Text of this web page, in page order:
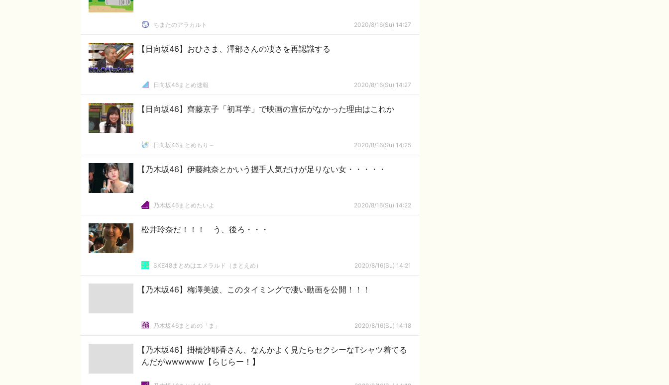
ちまたのアラカルト 2020/8/16(Su) 14:27
【日向坂46】おひさま、澤部さんの凄さを再認識する
日向坂46まとめ速報 2020/8/16(Su) 14:27
【日向坂46】齊藤京子「初耳学」で映画の宣伝がなかった理由はこれか
日向坂46まとめもり～ 2020/8/16(Su) 14:25
【乃木坂46】伊藤純奈とかいう握手人気だけが足りない女・・・・・
乃木坂46まとめたいよ 2020/8/16(Su) 14:22
松井玲奈だ！！！ う、後ろ・・・
SKE48まとめはエメラルド（まとえめ） 2020/8/16(Su) 14:21
【乃木坂46】梅澤美波、このタイミングで凄い動画を公開！！！
乃木坂46まとめの「ま」 2020/8/16(Su) 14:18
【乃木坂46】掛橋沙耶香さん、なんかよく見たらセクシーなTシャツ着てる
んだがwwwwww【らじらー！】